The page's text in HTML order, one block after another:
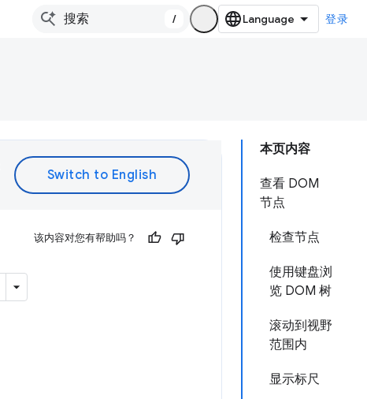
/ 登录
本页内容
查看 DOM
节点
检查节点
使用键盘浏
览 DOM 树
滚动到视野
范围内
显示标尺
该内容对您有帮助吗？